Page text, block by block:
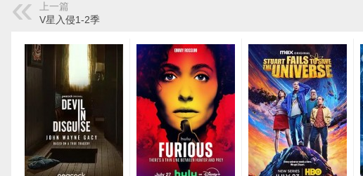
上一篇
V星入侵1-2季